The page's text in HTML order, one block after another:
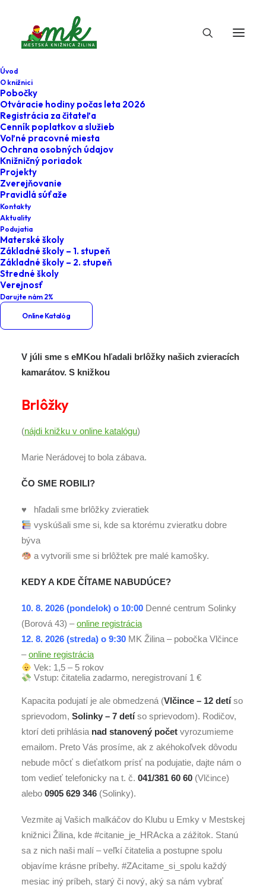
Úvod
O knižnici
Pobočky
Otváracie hodiny počas leta 2026
Registrácia za čitateľa
Cenník poplatkov a služieb
Voľné pracovné miesta
Ochrana osobných údajov
Knižničný poriadok
Projekty
Zverejňovanie
Pravidlá súťaže
Kontakty
Aktuality
Podujatia
Materské školy
Základné školy – 1. stupeň
Základné školy – 2. stupeň
Stredné školy
Verejnosť
Darujte nám 2%
Online Katalóg
Klub u eMKy -
Home
Podujatia
Klub u eMKy – Brlôžky
V júli sme s eMKou hľadali brlôžky našich zvieracích
kamarátov. S knižkou
Brlôžky
(nájdi knižku v online katalógu)
Marie Nerádovej to bola zábava.
ČO SME ROBILI?
♥ hľadali sme brlôžky zvieratiek
vyskúšali sme si, kde sa ktorému zvieratku dobre
býva
a vytvorili sme si brlôžtek pre malé kamošky.
KEDY A KDE ČÍTAME NABUDÚCE?
10. 8. 2026 (pondelok) o 10:00 Denné centrum Solinky
(Borová 43) –online registrácia
12. 8. 2026 (streda) o 9:30 MK Žilina – pobočka Vlčince
–online registrácia
Vek: 1,5 – 5 rokov
Vstup: čitatelia zadarmo, neregistrovaní 1 €
Kapacita podujatí je ale obmedzená (Vlčince – 12 detíso
sprievodom, Solinky – 7 detíso sprievodom). Rodičov,
ktorí deti prihlásia nad stanovený počet vyrozumieme
emailom. Preto Vás prosíme, ak z akéhokoľvek dôvodu
nebude môcť s dieťatkom prísť na podujatie, dajte nám o
tom vedieť telefonicky na t. č. 041/381 60 60 (Vlčince)
alebo 0905 629 346 (Solinky).
Vezmite aj Vašich malkáčov do Klubu u Emky v Mestskej
knižnici Žilina, kde #citanie_je_HRAcka a zážitok. Stanú
sa z nich naši malí – veľkí čitatelia a postupne spolu
objavíme krásne príbehy. #ZAcitame_si_spolu každý
mesiac iný príbeh, starý či nový, aký sa nám vybrať